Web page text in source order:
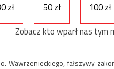
zł 50 zł 100 zł
Zobacz kto wparł nas tym
Wawrzenieckiego, fałszywy